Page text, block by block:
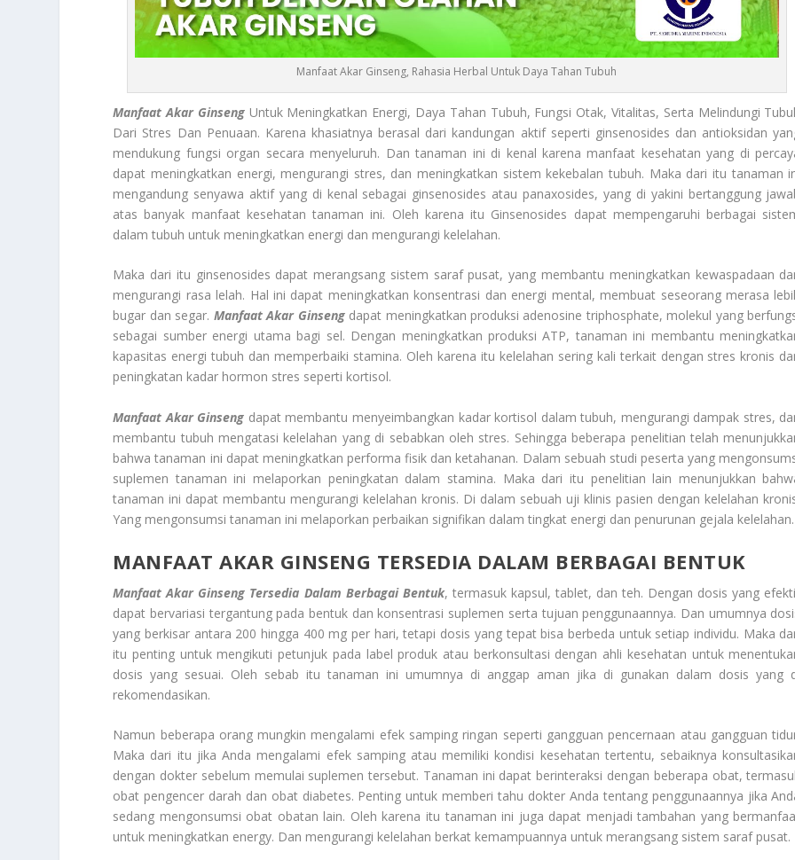
Manfaat Akar Ginseng, Rahasia Herbal Untuk Daya Tahan Tubuh
Manfaat Akar GinsengUntuk Meningkatkan Energi, Daya Tahan Tubuh, Fungsi Otak, Vitalitas, Serta Melindungi
Dari Stres Dan Penuaan. Karena khasiatnya berasal dari kandungan aktif seperti ginsenosides dan antioksidan
mendukung fungsi organ secara menyeluruh. Dan tanaman ini di kenal karena manfaat kesehatan yang di
dapat meningkatkan energi, mengurangi stres, dan meningkatkan sistem kekebalan tubuh. Maka dari itu tanaman
mengandung senyawa aktif yang di kenal sebagai ginsenosides atau panaxosides, yang di yakini bertanggung
atas banyak manfaat kesehatan tanaman ini. Oleh karena itu Ginsenosides dapat mempengaruhi berbagai
dalam tubuh untuk meningkatkan energi dan mengurangi kelelahan.
Maka dari itu ginsenosides dapat merangsang sistem saraf pusat, yang membantu meningkatkan kewaspadaan
mengurangi rasa lelah. Hal ini dapat meningkatkan konsentrasi dan energi mental, membuat seseorang merasa
bugar dan segar. Manfaat Akar Ginsengdapat meningkatkan produksi adenosine triphosphate, molekul yang
sebagai sumber energi utama bagi sel. Dengan meningkatkan produksi ATP, tanaman ini membantu
kapasitas energi tubuh dan memperbaiki stamina. Oleh karena itu kelelahan sering kali terkait dengan stres kronis
peningkatan kadar hormon stres seperti kortisol.
Manfaat Akar Ginseng dapat membantu menyeimbangkan kadar kortisol dalam tubuh, mengurangi dampak stres,
membantu tubuh mengatasi kelelahan yang di sebabkan oleh stres. Sehingga beberapa penelitian telah
bahwa tanaman ini dapat meningkatkan performa fisik dan ketahanan. Dalam sebuah studi peserta yang
suplemen tanaman ini melaporkan peningkatan dalam stamina. Maka dari itu penelitian lain menunjukkan
tanaman ini dapat membantu mengurangi kelelahan kronis. Di dalam sebuah uji klinis pasien dengan kelelahan
Yang mengonsumsi tanaman ini melaporkan perbaikan signifikan dalam tingkat energi dan penurunan gejala kelelahan.
MANFAAT AKAR GINSENG TERSEDIA DALAM BERBAGAI BENTUK
Manfaat Akar Ginseng Tersedia Dalam Berbagai Bentuk, termasuk kapsul, tablet, dan teh. Dengan dosis yang
dapat bervariasi tergantung pada bentuk dan konsentrasi suplemen serta tujuan penggunaannya. Dan umumnya
yang berkisar antara 200 hingga 400 mg per hari, tetapi dosis yang tepat bisa berbeda untuk setiap individu. Maka
itu penting untuk mengikuti petunjuk pada label produk atau berkonsultasi dengan ahli kesehatan untuk
dosis yang sesuai. Oleh sebab itu tanaman ini umumnya di anggap aman jika di gunakan dalam dosis yang
rekomendasikan.
Namun beberapa orang mungkin mengalami efek samping ringan seperti gangguan pencernaan atau gangguan
Maka dari itu jika Anda mengalami efek samping atau memiliki kondisi kesehatan tertentu, sebaiknya
dengan dokter sebelum memulai suplemen tersebut. Tanaman ini dapat berinteraksi dengan beberapa obat,
obat pengencer darah dan obat diabetes. Penting untuk memberi tahu dokter Anda tentang penggunaannya jika
sedang mengonsumsi obat obatan lain. Oleh karena itu tanaman ini juga dapat menjadi tambahan yang
untuk meningkatkan energy. Dan mengurangi kelelahan berkat kemampuannya untuk merangsang sistem saraf pusat.